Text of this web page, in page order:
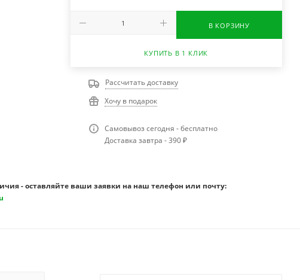
В КОРЗИНУ
КУПИТЬ В 1 КЛИК
Рассчитать доставку
Хочу в подарок
Самовывоз сегодня - бесплатно
Доставка завтра - 390 ₽
- оставляйте ваши заявки на наш телефон или почту: